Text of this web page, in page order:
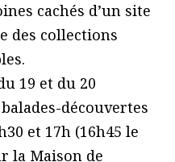
cachés d’un site
des collections
19 et du 20
découvertes
et 17h (16h45 le
la Maison de